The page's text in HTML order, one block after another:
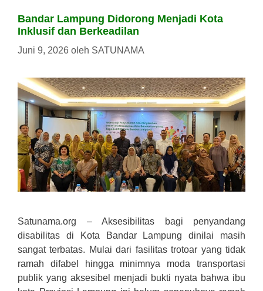
Bandar Lampung Didorong Menjadi Kota
Inklusif dan Berkeadilan
Juni 9, 2026 oleh SATUNAMA
Satunama.org – Aksesibilitas bagi penyandang
disabilitas di Kota Bandar Lampung dinilai masih
sangat terbatas. Mulai dari fasilitas trotoar yang tidak
ramah difabel hingga minimnya moda transportasi
publik yang aksesibel menjadi bukti nyata bahwa ibu